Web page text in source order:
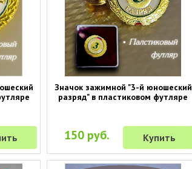
Значок зажимной "3-й юношеский
разряд" в пластиковом футляре
150 руб. Купить